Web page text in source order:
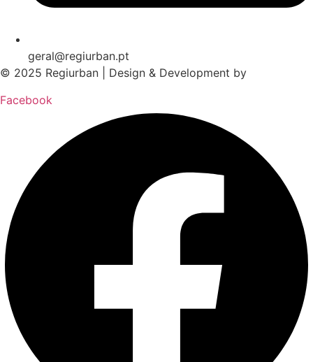
geral@regiurban.pt
© 2025 Regiurban | Design & Development by
Facebook